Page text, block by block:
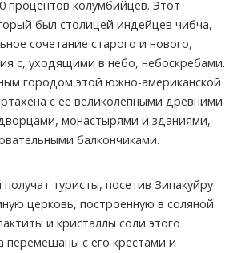
процентов колумбийцев. Этот
был столицей индейцев чибча,
сочетание старого и нового,
с, уходящими в небо, небоскребами.
городом этой южно-американской
с ее великолепными древними
монастырями и зданиями,
балкончиками.
туристы, посетив Зипакуйру
церковь, построенную в соляной
и кристаллы соли этого
перемешаны с его крестами и